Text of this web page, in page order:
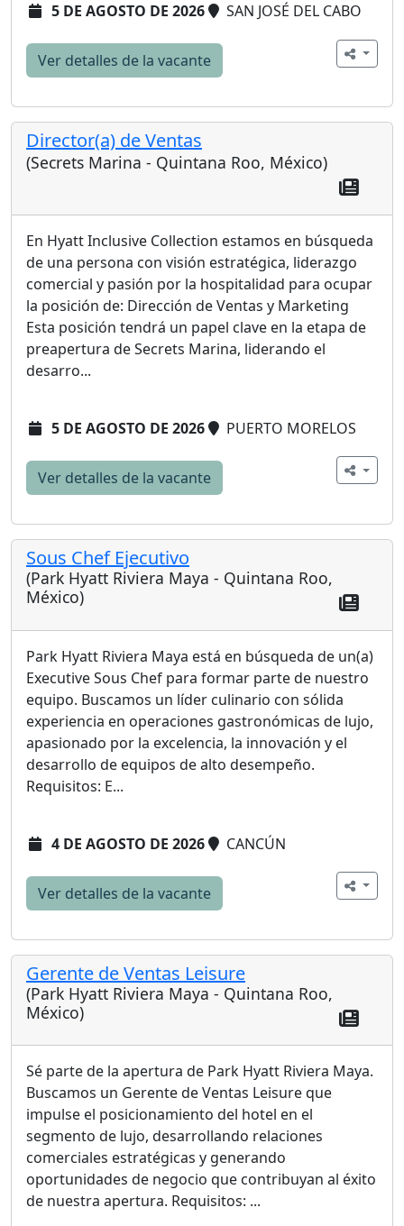
5 DE AGOSTO DE 2026 SAN JOSÉ DEL CABO
Ver detalles de la vacante
Director(a) de Ventas
(Secrets Marina - Quintana Roo, México)
En Hyatt Inclusive Collection estamos en búsqueda
de una persona con visión estratégica, liderazgo
comercial y pasión por la hospitalidad para ocupar
la posición de: Dirección de Ventas y Marketing
Esta posición tendrá un papel clave en la etapa de
preapertura de Secrets Marina, liderando el
desarro...
5 DE AGOSTO DE 2026 PUERTO MORELOS
Ver detalles de la vacante
Sous Chef Ejecutivo
(Park Hyatt Riviera Maya - Quintana Roo,
México)
Park Hyatt Riviera Maya está en búsqueda de un(a)
Executive Sous Chef para formar parte de nuestro
equipo. Buscamos un líder culinario con sólida
experiencia en operaciones gastronómicas de lujo,
apasionado por la excelencia, la innovación y el
desarrollo de equipos de alto desempeño.
Requisitos: E...
4 DE AGOSTO DE 2026 CANCÚN
Ver detalles de la vacante
Gerente de Ventas Leisure
(Park Hyatt Riviera Maya - Quintana Roo,
México)
Sé parte de la apertura de Park Hyatt Riviera Maya.
Buscamos un Gerente de Ventas Leisure que
impulse el posicionamiento del hotel en el
segmento de lujo, desarrollando relaciones
comerciales estratégicas y generando
oportunidades de negocio que contribuyan al éxito
de nuestra apertura. Requisitos: ...